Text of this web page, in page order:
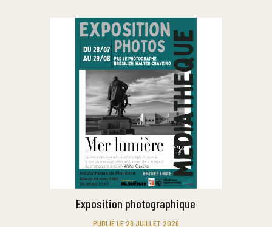
Exposition photographique
PUBLIÉ LE 28 JUILLET 2026